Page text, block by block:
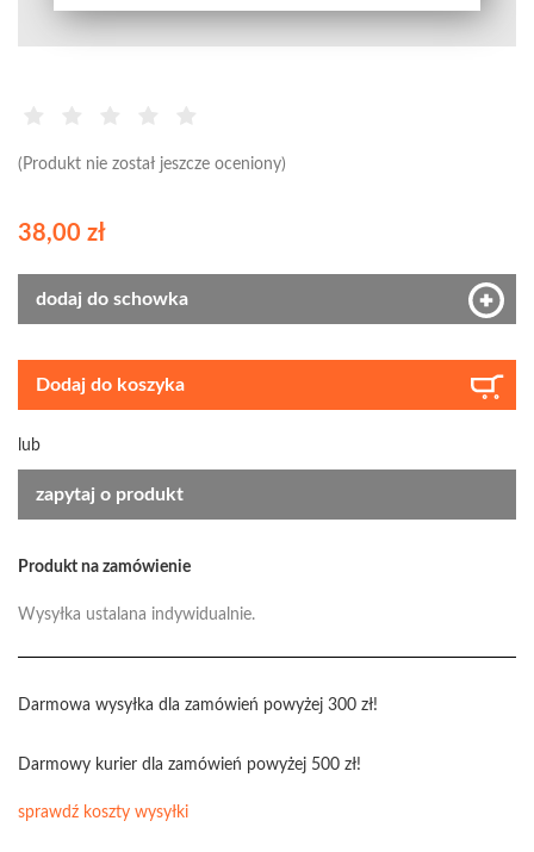
(Produkt nie został jeszcze oceniony)
38,00 zł
dodaj do schowka
Dodaj do koszyka
lub
zapytaj o produkt
Produkt na zamówienie
Wysyłka ustalana indywidualnie.
Darmowa wysyłka dla zamówień powyżej 300 zł!
Darmowy kurier dla zamówień powyżej 500 zł!
sprawdź koszty wysyłki